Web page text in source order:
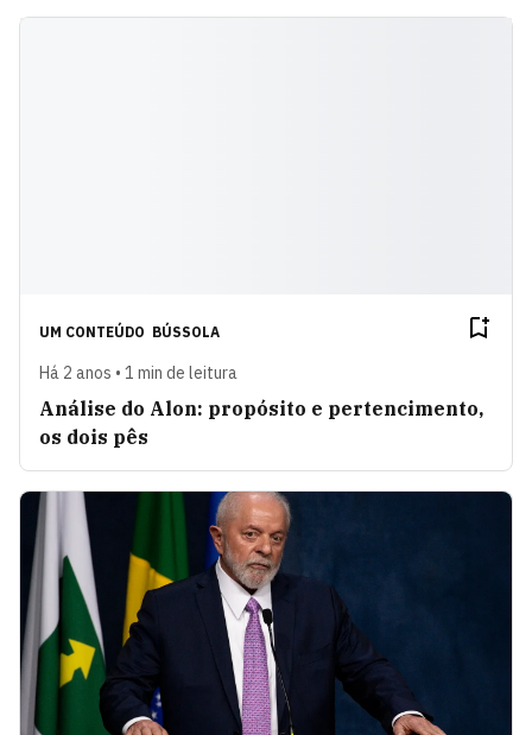
UM CONTEÚDO BÚSSOLA
Há 2 anos • 1 min de leitura
Análise do Alon: propósito e pertencimento,
os dois pês